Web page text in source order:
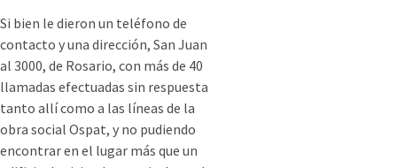
Si bien le dieron un teléfono de
contacto y una dirección, San Juan
al 3000, de Rosario, con más de 40
llamadas efectuadas sin respuesta
tanto allí como a las líneas de la
obra social Ospat, y no pudiendo
encontrar en el lugar más que un